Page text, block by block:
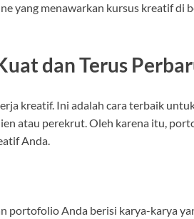
yang menawarkan kursus kreatif di
dan Terus
kreatif. Ini adalah cara terbaik
atau perekrut. Oleh karena itu,
Anda.
portofolio Anda berisi karya-karya